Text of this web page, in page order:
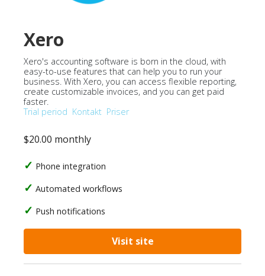
Xero
Xero's accounting software is born in the cloud, with
easy-to-use features that can help you to run your
business. With Xero, you can access flexible reporting,
create customizable invoices, and you can get paid
faster.
Trial period Kontakt Priser
$20.00 monthly
Phone integration
Automated workflows
Push notifications
Visit site